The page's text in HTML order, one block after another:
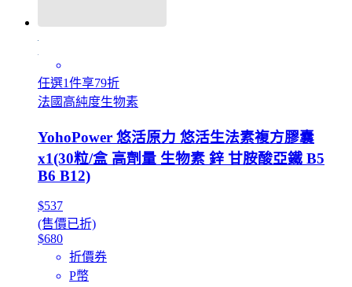
任選1件享79折
法國高純度生物素
YohoPower 悠活原力 悠活生法素複方膠囊
x1(30粒/盒 高劑量 生物素 鋅 甘胺酸亞鐵 B5
B6 B12)
$537
(售價已折)
$680
折價券
P幣